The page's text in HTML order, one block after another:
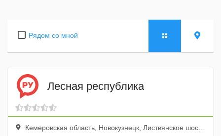
Рядом со мной
Лесная республика
Кемеровская область, Новокузнецк, Листвянское шоссе, 17